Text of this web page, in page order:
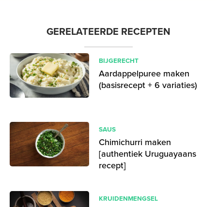
GERELATEERDE RECEPTEN
BIJGERECHT
Aardappelpuree maken
(basisrecept + 6 variaties)
SAUS
Chimichurri maken
[authentiek Uruguayaans
recept]
KRUIDENMENGSEL